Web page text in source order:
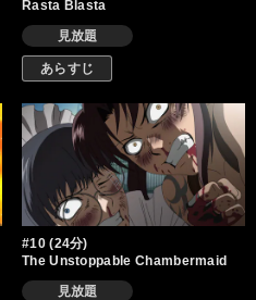
Rasta Blasta
見放題
あらすじ
#10 (24分)
The Unstoppable Chambermaid
見放題